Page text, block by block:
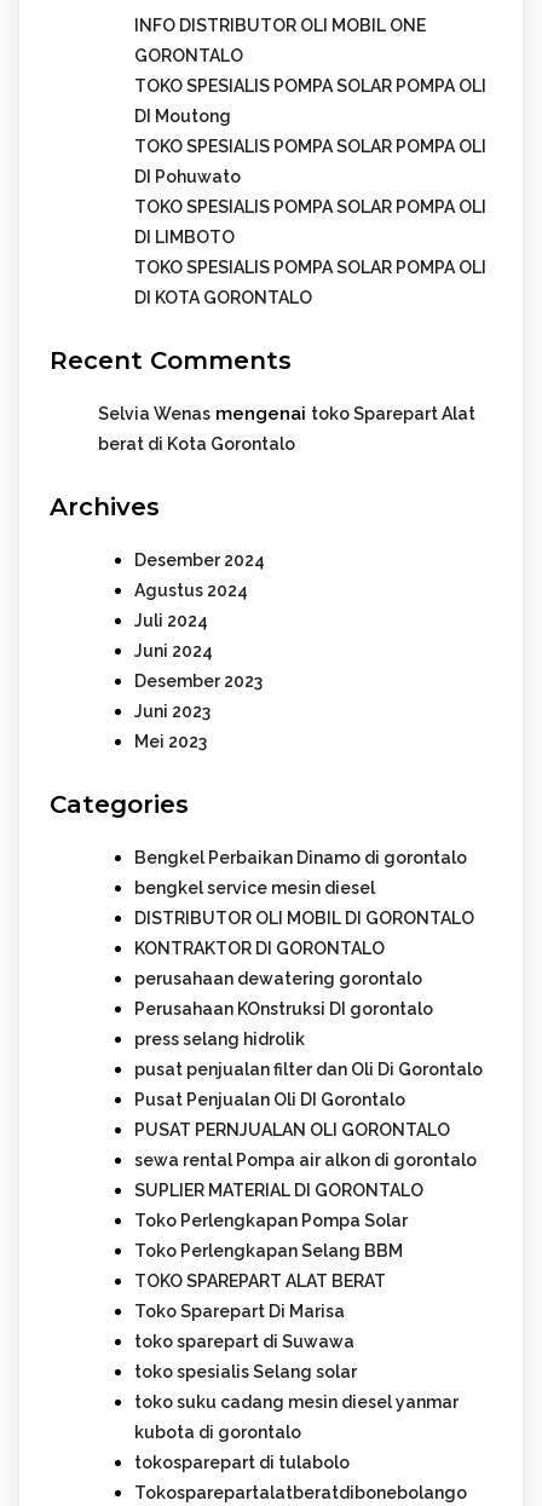
INFO DISTRIBUTOR OLI MOBIL ONE
GORONTALO
TOKO SPESIALIS POMPA SOLAR POMPA OLI
DI Moutong
TOKO SPESIALIS POMPA SOLAR POMPA OLI
DI Pohuwato
TOKO SPESIALIS POMPA SOLAR POMPA OLI
DI LIMBOTO
TOKO SPESIALIS POMPA SOLAR POMPA OLI
DI KOTA GORONTALO
Recent Comments
Selvia Wenas mengenai toko Sparepart Alat
berat di Kota Gorontalo
Archives
Desember 2024
Agustus 2024
Juli 2024
Juni 2024
Desember 2023
Juni 2023
Mei 2023
Categories
Bengkel Perbaikan Dinamo di gorontalo
bengkel service mesin diesel
DISTRIBUTOR OLI MOBIL DI GORONTALO
KONTRAKTOR DI GORONTALO
perusahaan dewatering gorontalo
Perusahaan KOnstruksi DI gorontalo
press selang hidrolik
pusat penjualan filter dan Oli Di Gorontalo
Pusat Penjualan Oli DI Gorontalo
PUSAT PERNJUALAN OLI GORONTALO
sewa rental Pompa air alkon di gorontalo
SUPLIER MATERIAL DI GORONTALO
Toko Perlengkapan Pompa Solar
Toko Perlengkapan Selang BBM
TOKO SPAREPART ALAT BERAT
Toko Sparepart Di Marisa
toko sparepart di Suwawa
toko spesialis Selang solar
toko suku cadang mesin diesel yanmar
kubota di gorontalo
tokosparepart di tulabolo
Tokosparepartalatberatdibonebolango